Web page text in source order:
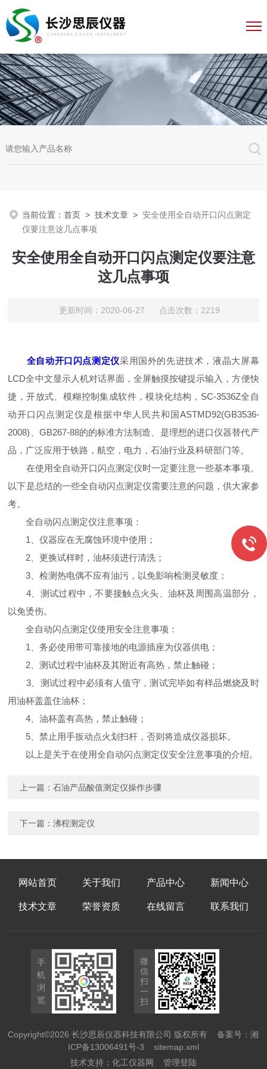
当前位置：首页 >技术文章 >安全使用全自动开口闪点测定
仪要注意这几点事项
安全使用全自动开口闪点测定仪要注意
这几点事项
更新时间：2020-06-27 点击次数：2219
全自动开口闪点测定仪采用国外的先进技术，液晶大屏幕
LCD全中文显示人机对话界面，全屏触摸按键提示输入，方便快
捷，开放式、模糊控制集成软件，模块化结构，SC-3536Z全自
动开口闪点测定仪是根据中华人民共和国ASTMD92(GB3536-
2008)、GB267-88的的标准方法制造、是理想的进口仪器替代产
品，广泛应用于铁路，航空，电力，石油行业及科研部门等。
在使用全自动开口闪点测定仪时一定要注意一些基本事项。
以下是总结的一些全自动闪点测定仪需要注意的问题，供大家参
考。
全自动闪点测定仪注意事项：
1、仪器应在无腐蚀环境中使用；
2、更换试样时，油杯须进行清洗；
3、检测热电偶不应有油污，以免影响检测灵敏度；
4、测试过程中，不要接触点火头、油杯及周围高温部分，
以免烫伤。
全自动闪点测定仪使用安全注意事项：
1、务必使用带可靠接地的电源插座为仪器供电；
2、测试过程中油杯及其附近有高热，禁止触碰；
3、测试过程中必须有人值守，测试完毕如有样品燃烧及时
用油杯盖盖住油杯；
4、油杯盖有高热，禁止触碰；
5、禁止用手扳动点火划扫杆，否则将造成仪器损坏。
以上是关于在使用全自动闪点测定仪安全注意事项的介绍。
上一篇：石油产品酸值测定仪操作步骤
下一篇：沸程测定仪
网站首页 关于我们 产品中心 新闻中心
技术文章 荣誉资质 在线留言 联系我们
手
机
浏
览
微
信
扫
一
扫
Copyright©2026 长沙思辰仪器科技有限公司 版权所有备案号：湘
ICP备13006491号-3
sitemap.xml
技术支持： 化工仪器网 管理登陆